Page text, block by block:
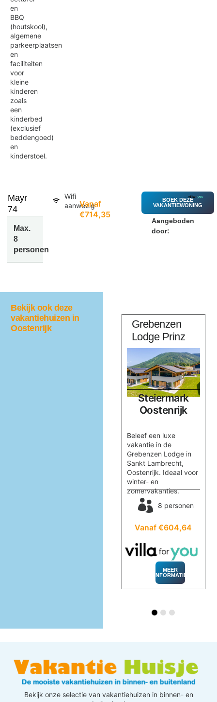
Mayr
74
Max.
8
personen
Wifi
aanwezig
Vanaf
€714,35
BOEK DEZE
VAKANTIEWONING
Aangeboden
door:
en
BBQ
(houtskool),
algemene
parkeerplaatsen
en
faciliteiten
voor
kleine
kinderen
zoals
een
kinderbed
(exclusief
beddengoed)
en
kinderstoel.
Bekijk ook deze
vakantiehuizen in
Oostenrijk
Haus
Sonnberg
Grebenzen
Lodge Prinz
Steiermark
Oostenrijk
Beleef een luxe
vakantie in de
Grebenzen Lodge in
Sankt Lambrecht,
Oostenrijk. Ideaal voor
winter- en
zomervakanties.
8 personen
Vanaf €604,64
MEER
INFORMATIE
Bekijk onze selectie van vakantiehuizen in binnen- en